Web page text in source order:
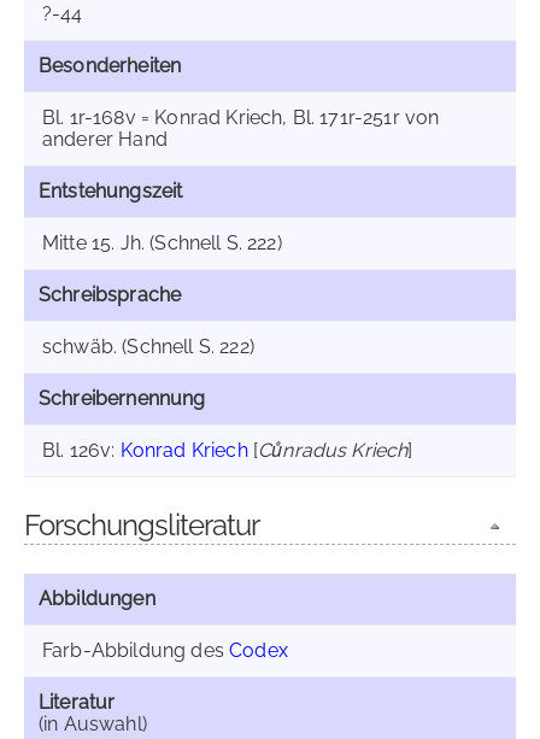
?-44
Besonderheiten
Bl. 1r-168v = Konrad Kriech, Bl. 171r-251r von
anderer Hand
Entstehungszeit
Mitte 15. Jh. (Schnell S. 222)
Schreibsprache
schwäb. (Schnell S. 222)
Schreibernennung
Bl. 126v: Konrad Kriech[Cůnradus Kriech]
Forschungsliteratur
Abbildungen
Farb-Abbildung desCodex
Literatur
(in Auswahl)